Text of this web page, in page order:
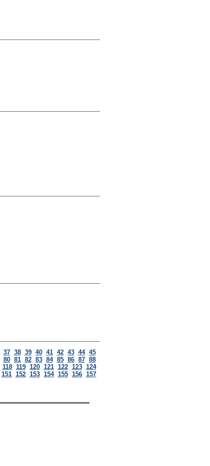
37 38 39 40 41 42 43 44 45
80 81 82 83 84 85 86 87 88
118 119 120 121 122 123 124
151 152 153 154 155 156 157